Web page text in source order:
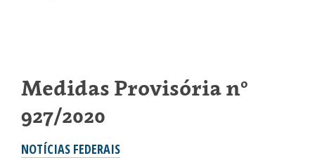
Medidas Provisória nº
927/2020
NOTÍCIAS FEDERAIS